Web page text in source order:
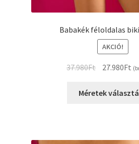
Babakék féloldalas
AKCIÓ!
37.980Ft
Original
was:
27.980Ft
is:
Méretek